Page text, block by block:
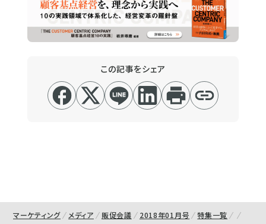
この記事をシェア
マーケティング メディア 販促会議 2018年01月号 特集一覧